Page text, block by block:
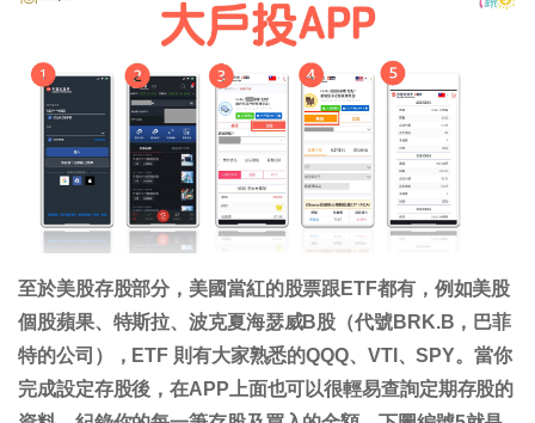
至於美股存股部分，美國當紅的股票跟ETF都有，例如美股
個股蘋果、特斯拉、波克夏海瑟威B股（代號BRK.B，巴菲
特的公司），ETF 則有大家熟悉的QQQ、VTI、SPY。當你
完成設定存股後，在APP上面也可以很輕易查詢定期存股的